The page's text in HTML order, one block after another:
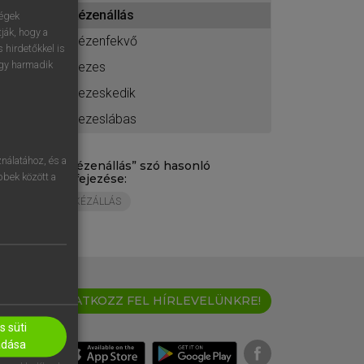
kézenállás
kézenfekvő
kezes
kezeskedik
kezeslábas
„ kézenállás” szó hasonló
kifejezése:
KÉZÁLLÁS
IRATKOZZ FEL HÍRLEVELÜNKRE!
hogy a
hirdetőkkel is
harmadik
és a
között a
süti